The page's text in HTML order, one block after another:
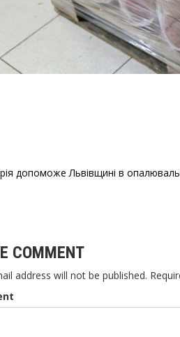
допоможе Львівщині в
COMMENT
address will not be published.